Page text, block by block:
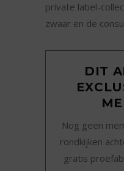
private label-
zwaar en de
DIT
Nog geen
rondkijken
gratis